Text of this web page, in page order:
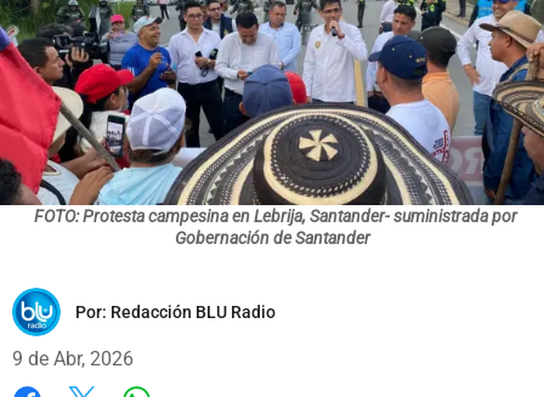
FOTO: Protesta campesina en Lebrija, Santander- suministrada por
Gobernación de Santander
Por: Redacción BLU Radio
9 de Abr, 2026